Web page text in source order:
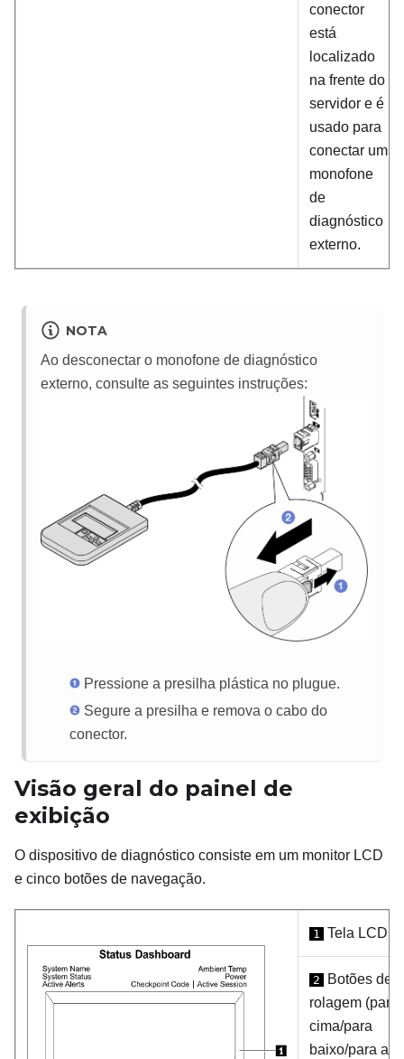
conector
está
localizado
na frente do
servidor e é
usado para
conectar um
monofone
de
diagnóstico
externo.
NOTA
Ao desconectar o monofone de diagnóstico
externo, consulte as seguintes instruções:
Pressione a presilha plástica no plugue.
Segure a presilha e remova o cabo do
conector.
Visão geral do painel de
exibição
O dispositivo de diagnóstico consiste em um monitor LCD
e cinco botões de navegação.
1 Tela LCD
2
Botões de
rolagem (para
cima/para
baixo/para a